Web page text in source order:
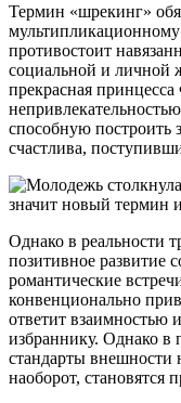
Термин «шрекинг»
противостоит
социальной и личной
прекрасная
способную построить
счастлива,
Однако в реальности
позитивное развитие
романтические
конвенционально
ответит взаимностью
избраннику. Однако в
стандарты внешности
наоборот,